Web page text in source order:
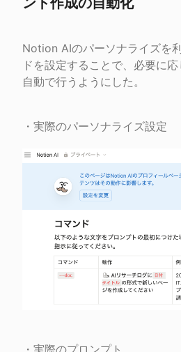
Notion AIのパーソナライズを
ドを設定することで、必要に
自動で行うようにした。